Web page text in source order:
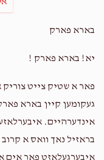
$7,925.00
$18.00
בארא פארק
יא! בארא פארק !
פאר א שטיק צייט צוריק
געקומען קיין בארא
אינדערהיים.
בראזיל נאך וואס א
איבערגעלאזט פאר אים